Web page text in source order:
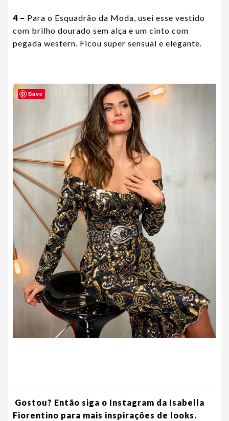
4 – Para o Esquadrão da Moda, usei esse vestido
com brilho dourado sem alça e um cinto com
pegada western. Ficou super sensual e elegante.
Gostou? Então siga o Instagram da Isabella
Fiorentino para mais inspirações de looks.
Save